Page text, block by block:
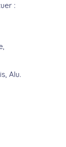
:
Alu.